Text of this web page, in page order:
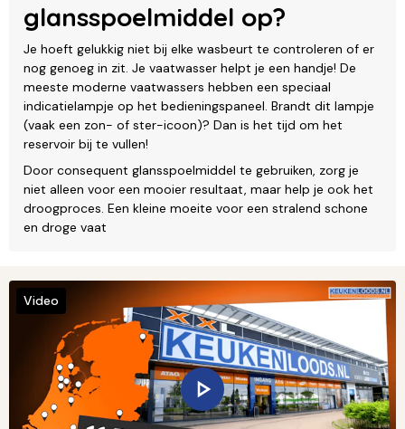
glansspoelmiddel op?
Je hoeft gelukkig niet bij elke wasbeurt te controleren of er
nog genoeg in zit. Je vaatwasser helpt je een handje! De
meeste moderne vaatwassers hebben een speciaal
indicatielampje op het bedieningspaneel. Brandt dit lampje
(vaak een zon- of ster-icoon)? Dan is het tijd om het
reservoir bij te vullen!
Door consequent glansspoelmiddel te gebruiken, zorg je
niet alleen voor een mooier resultaat, maar help je ook het
droogproces. Een kleine moeite voor een stralend schone
en droge vaat
Video